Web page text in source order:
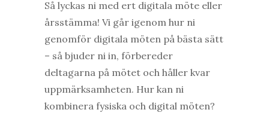
Så lyckas ni med ert digitala möte eller
årsstämma! Vi går igenom hur ni
genomför digitala möten på bästa sätt
– så bjuder ni in, förbereder
deltagarna på mötet och håller kvar
uppmärksamheten. Hur kan ni
kombinera fysiska och digital möten?